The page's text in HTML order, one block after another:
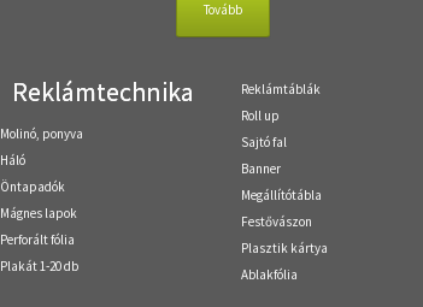
Tovább
Reklámtechnika
Molinó, ponyva
Háló
Öntapadók
Mágnes lapok
Perforált fólia
Plakát 1-20 db
Reklámtáblák
Roll up
Sajtó fal
Banner
Megállítótábla
Festővászon
Plasztik kártya
Ablakfólia